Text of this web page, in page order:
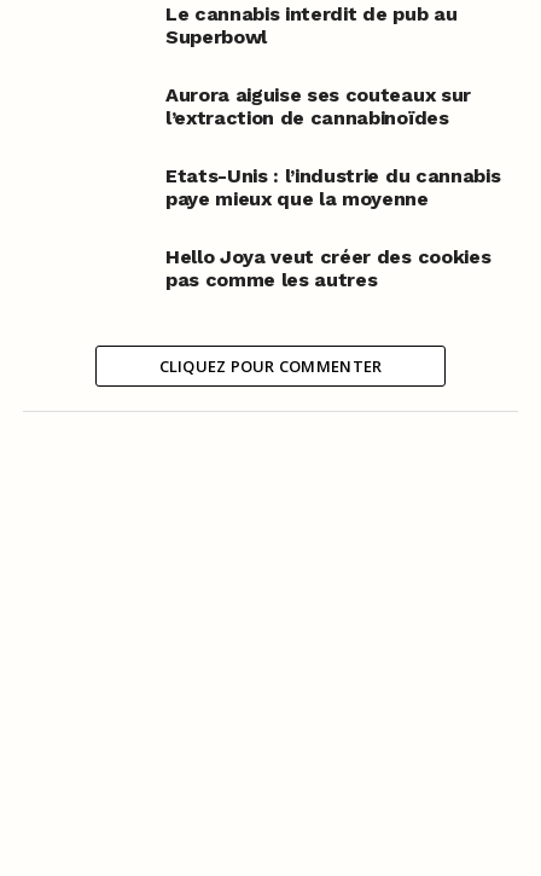
Le cannabis interdit de pub au
Superbowl
Aurora aiguise ses couteaux sur
l’extraction de cannabinoïdes
Etats-Unis : l’industrie du cannabis
paye mieux que la moyenne
Hello Joya veut créer des cookies
pas comme les autres
CLIQUEZ POUR COMMENTER